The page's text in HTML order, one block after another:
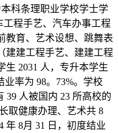
科条理职业学校学士学
工程手艺、汽车办事工程
教育、艺术设想、跳舞表
建建工程手艺、建建工程
生 2031 人，专升本学生
业率为 98。73%。学校
39 人被国内 23 所高校的
取健康办理、艺术共 8
8月 31 日，初度结业